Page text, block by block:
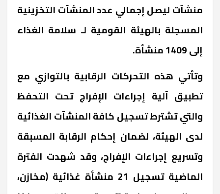
منشآت ليصل إجمالي عدد المنشآت التخزينية
المسجلة بالهيئة القومية لـ سلامة الغذاء
إلى 1409 منشأة.
وتأتي هذه التحركات الرقابية بالتوازي مع
تطبيق آلية إجراءات الإفراج تحت التحفظ
والتي تشترط تسجيل كافة المنشآت الغذائية
لدى الهيئة، لضمان إحكام الرقابة المسبقة
وتسريع إجراءات الإفراج، وقد شهدت الفترة
الماضية تسجيل 21 منشأة غذائية (مخازن،